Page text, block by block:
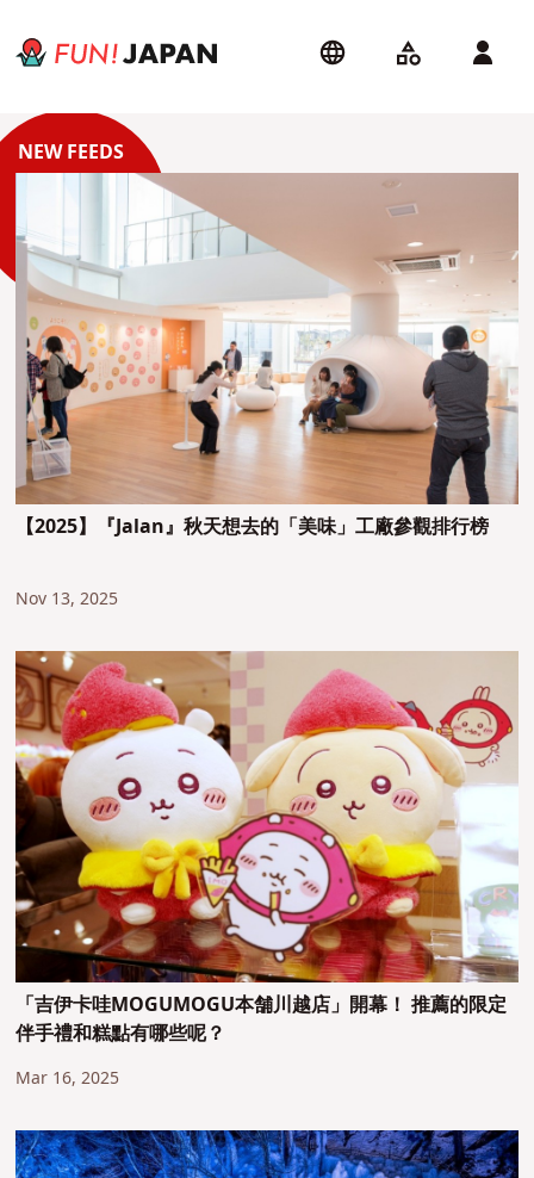
【2025】『Jalan』秋天想去的「美味」工廠參觀排行榜
Nov 13, 2025
「吉伊卡哇MOGUMOGU本舗川越店」開幕！ 推薦的限定
伴手禮和糕點有哪些呢？
Mar 16, 2025